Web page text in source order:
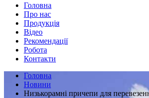
Головна
Про нас
Продукція
Відео
Рекомендації
Робота
Контакти
Головна
Новини
Низькорамні причепи для